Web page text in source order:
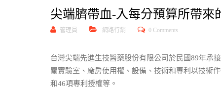
尖端臍帶血-入每分預算所帶來
管理員 網路行銷 0 Comments
台灣尖端先進生技醫藥股份有限公司於民國89年承
關實驗室、廠房使用權、設備、技術和專利以技術
和46項專利授權等。